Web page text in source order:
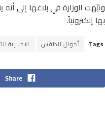
ونبّهت الوزارة في بلاغها إلى
بها إلكترونياً.
Tags: أحوال الطقس الاخبارية
Share